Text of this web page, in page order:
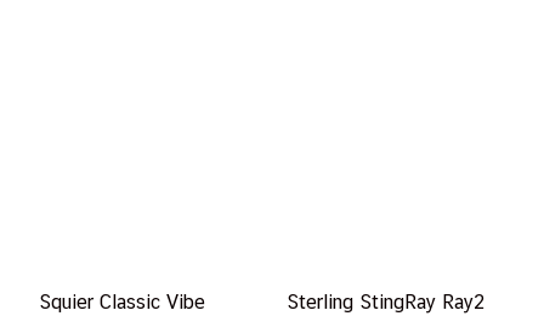
Squier Classic Vibe
Sterling StingRay Ray2